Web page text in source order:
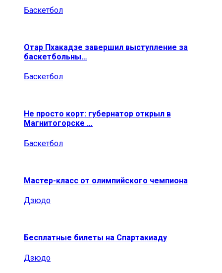
Баскетбол
Отар Пхакадзе завершил выступление за
баскетбольны…
Баскетбол
Не просто корт: губернатор открыл в
Магнитогорске …
Баскетбол
Мастер-класс от олимпийского чемпиона
Дзюдо
Бесплатные билеты на Спартакиаду
Дзюдо